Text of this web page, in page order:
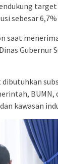
sebesar 6,7%
Gubernur
BUMN,
kawasan